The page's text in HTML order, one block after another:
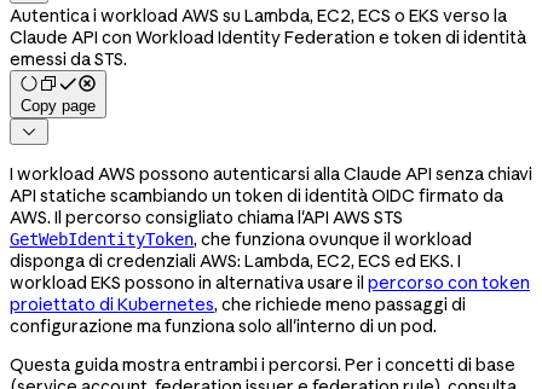
Autentica i workload AWS su Lambda, EC2, ECS o EKS verso la
Claude API con Workload Identity Federation e token di identità
emessi da STS.
Copy page

I workload AWS possono autenticarsi alla Claude API senza chiavi
API statiche scambiando un token di identità OIDC firmato da
AWS. Il percorso consigliato chiama l'API AWS STS
GetWebIdentityToken, che funziona ovunque il workload
disponga di credenziali AWS: Lambda, EC2, ECS ed EKS. I
workload EKS possono in alternativa usare il percorso con token
proiettato di Kubernetes, che richiede meno passaggi di
configurazione ma funziona solo all'interno di un pod.
Questa guida mostra entrambi i percorsi. Per i concetti di base